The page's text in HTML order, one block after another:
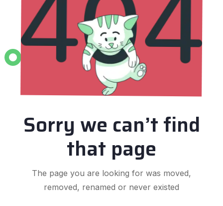
Sorry we can’t find
that page
The page you are looking for was moved,
removed, renamed or never existed